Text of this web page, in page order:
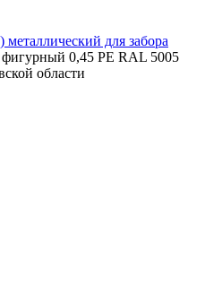
для забора
0,45 PE RAL 5005
области